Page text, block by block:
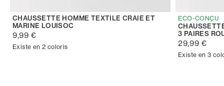
CHAUSSETTE HOMME TEXTILE CRAIE ET
MARINE LOUISOC
9,99 €
Existe en 2 coloris
ECO-CONÇU
3 PAIRES
29,99 €
Existe en 3